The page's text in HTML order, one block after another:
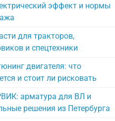
эффект и нормы
для тракторов,
и спецтехники
двигателя: что
и стоит ли рисковать
арматура для ВЛ и
решения из Петербурга